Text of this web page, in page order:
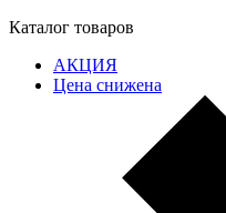
Каталог товаров
АКЦИЯ
Цена снижена